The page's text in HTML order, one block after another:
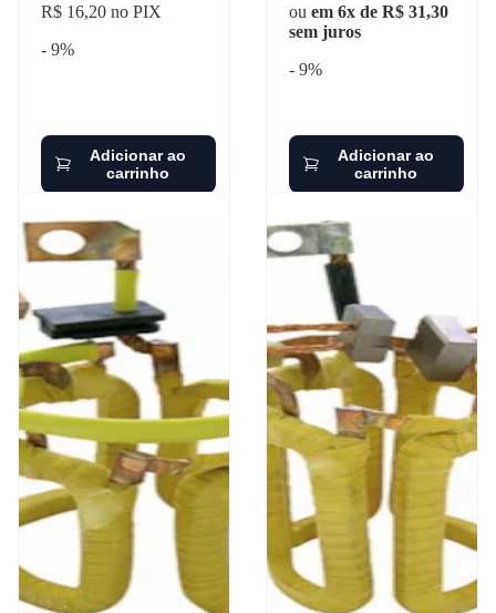
R$ 16,20 no PIX
- 9%
Adicionar ao
carrinho
ou em 6x de R$ 31,30
sem juros
- 9%
Adicionar ao
carrinho